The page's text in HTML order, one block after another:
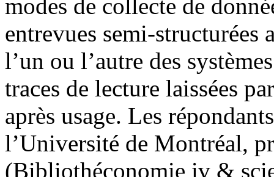
modes de collecte de
entrevues semi-structurées
l’un ou l’autre des
traces de lecture laissées
après usage. Les
l’Université de Montréal,
(Bibliothéconomie iv &